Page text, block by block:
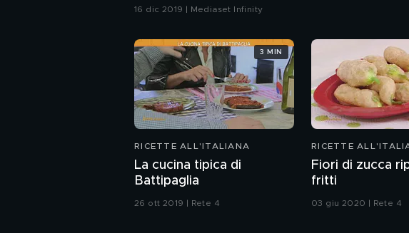
16 dic 2019 | Mediaset Infinity
RICETTE ALL'ITALIANA
La cucina tipica di
Battipaglia
26 ott 2019 | Rete 4
3 MIN
RICETTE
Fiori di zucca
fritti
03 giu 2020 | Rete 4